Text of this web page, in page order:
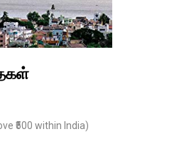
₹500 within India)